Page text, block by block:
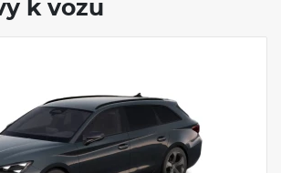
technologií. Tento vůz nabízí prostorný
pohodlí pro všechny cestující, a to i na
motorů zahrnuje jak benzinové, tak i
dává zákazníkům možnost vybrat si dle
se navíc vyznačuje nejnovějšími
k vozu